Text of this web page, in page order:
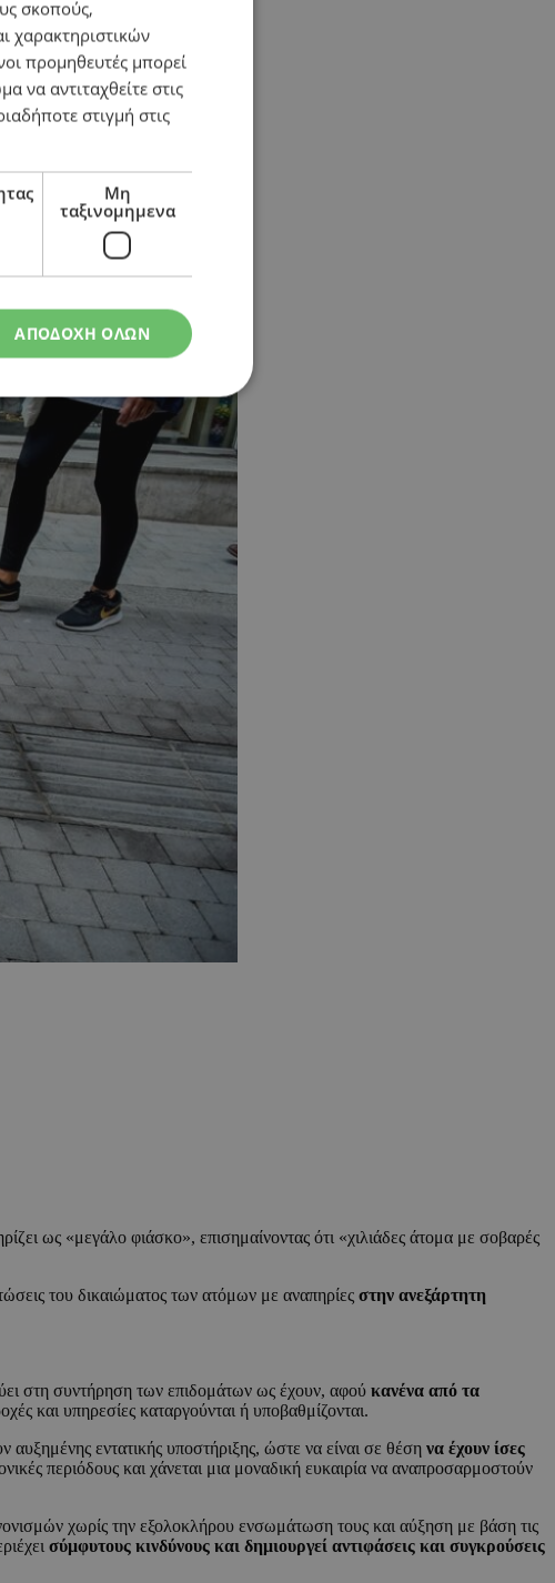
μένουν πίσω»
ως «μεγάλο φιάσκο», επισημαίνοντας ότι «χιλιάδες άτομα με σοβαρές
του δικαιώματος των ατόμων με αναπηρίες στην ανεξάρτητη
στη συντήρηση των επιδομάτων ως έχουν, αφού κανένα από τα
και υπηρεσίες καταργούνται ή υποβαθμίζονται.
εντατικής υποστήριξης, ώστε να είναι σε θέση να έχουν ίσες
περιόδους και χάνεται μια μοναδική ευκαιρία να αναπροσαρμοστούν
χωρίς την εξολοκλήρου ενσωμάτωση τους και αύξηση με βάση τις
σύμφυτους κινδύνους και δημιουργεί αντιφάσεις και συγκρούσεις
σκοπούς,
χαρακτηριστικών
προμηθευτές μπορεί
να αντιταχθείτε στις
στιγμή στις
Μη
ταξινομημενα
ΑΠΟΔΟΧΗ ΟΛΩΝ